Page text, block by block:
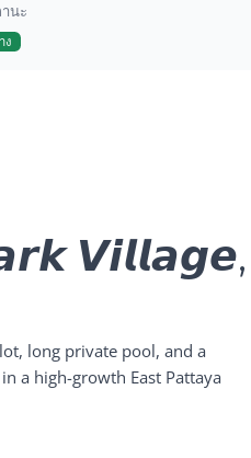
นะ
ง
𝙑𝙞𝙡𝙡𝙖𝙜𝙚,
long private pool, and a
a high-growth East Pattaya